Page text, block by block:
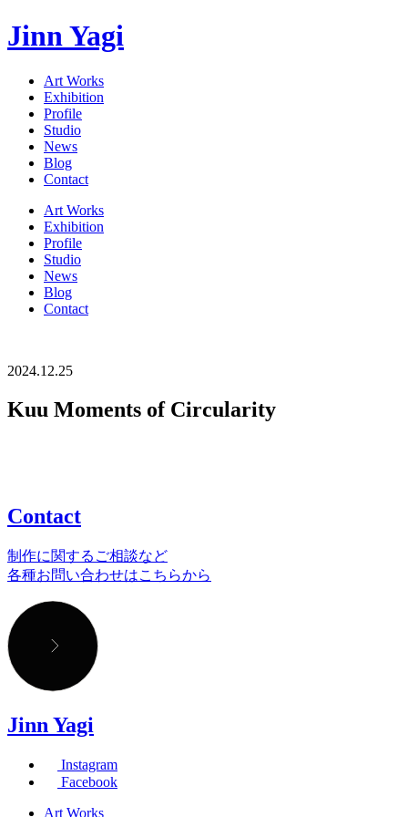
Jinn Yagi
Art Works
Exhibition
Profile
Studio
News
Blog
Contact
Art Works
Exhibition
Profile
Studio
News
Blog
Contact
2024.12.25
Kuu Moments of Circularity
Contact
制作に関するご相談など
各種お問い合わせはこちらから
Jinn Yagi
Instagram
Facebook
Art Works